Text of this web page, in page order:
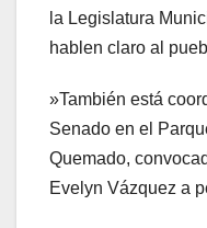
la Legislatura
hablen claro al
»También está
Senado en el
Quemado,
Evelyn Vázquez a